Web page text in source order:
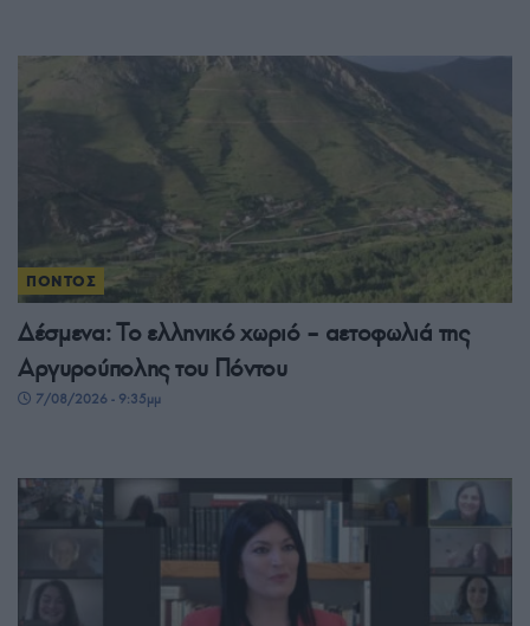
ΠΟΝΤΟΣ
Δέσμενα: Το ελληνικό χωριό – αετοφωλιά της
Αργυρούπολης του Πόντου
7/08/2026 - 9:35μμ